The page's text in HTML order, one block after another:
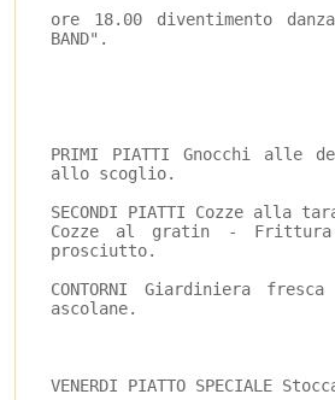
ore 18.00 diventimento
BAND".
PRIMI PIATTI Gnocchi
allo scoglio.
SECONDI PIATTI Cozze alla
Cozze al gratin -
prosciutto.
CONTORNI Giardiniera
ascolane.
VENERDI PIATTO SPECIALE